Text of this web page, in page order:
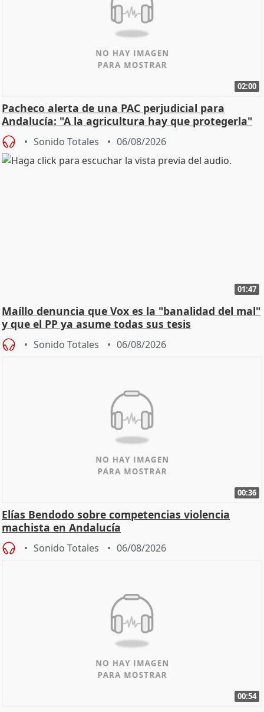
02:00
Pacheco alerta de una PAC perjudicial para
Andalucía: "A la agricultura hay que protegerla"
Sonido Totales 06/08/2026
01:47
Maíllo denuncia que Vox es la "banalidad del mal"
y que el PP ya asume todas sus tesis
Sonido Totales 06/08/2026
00:36
Elías Bendodo sobre competencias violencia
machista en Andalucía
Sonido Totales 06/08/2026
00:54